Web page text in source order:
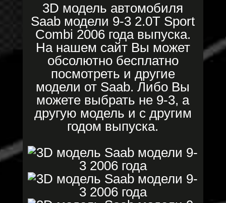
3D модель автомобиля
Saab модели 9-3 2.0T Sport
Combi 2006 года выпуска.
На нашем сайт Вы может
обсолютно бесплатно
посмотреть и другие
модели от Saab. Либо Вы
можете выбрать не 9-3, а
другую модель и с другим
годом выпуска.